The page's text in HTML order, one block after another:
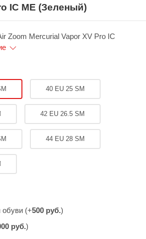
IC ME (Зеленый)
Zoom Mercurial Vapor XV Pro IC
40 EU 25 SM
42 EU 26.5 SM
44 EU 28 SM
(+500 руб.)
руб.)